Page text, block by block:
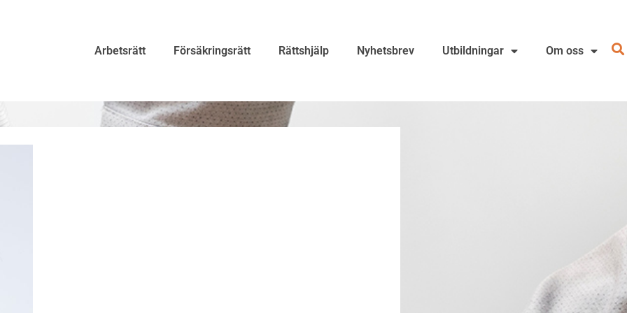
Arbetsrätt Försäkringsrätt Rättshjälp Nyhetsbrev Utbildningar Om oss